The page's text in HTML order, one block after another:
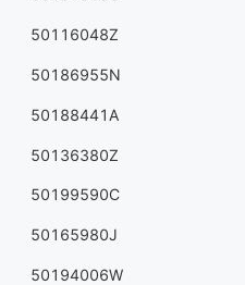
50116048Z
50186955N
50188441A
50136380Z
50199590C
50165980J
50194006W